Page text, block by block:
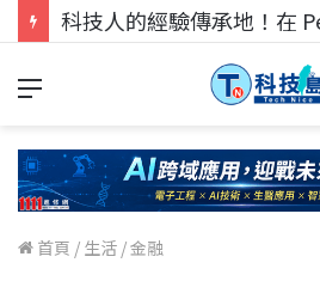
科技人找工作，就到
首頁 / 生活 /金融